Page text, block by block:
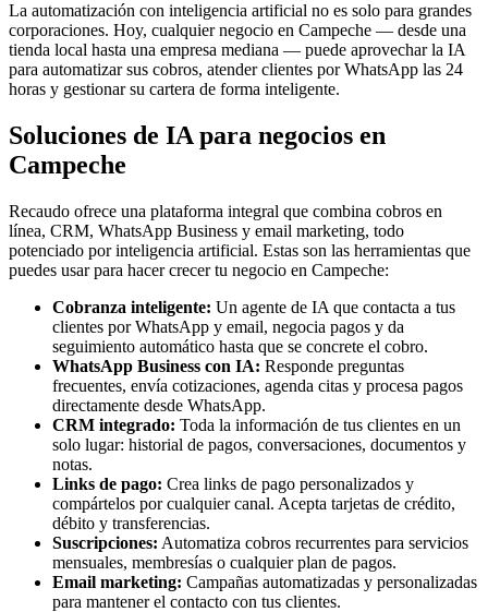
La automatización con inteligencia artificial no es solo para grandes
corporaciones. Hoy, cualquier negocio en Campeche — desde una
tienda local hasta una empresa mediana — puede aprovechar la IA
para automatizar sus cobros, atender clientes por WhatsApp las 24
horas y gestionar su cartera de forma inteligente.
Soluciones de IA para negocios en
Campeche
Recaudo ofrece una plataforma integral que combina cobros en
línea, CRM, WhatsApp Business y email marketing, todo
potenciado por inteligencia artificial. Estas son las herramientas que
puedes usar para hacer crecer tu negocio en Campeche:
Cobranza inteligente: Un agente de IA que contacta a tus
clientes por WhatsApp y email, negocia pagos y da
seguimiento automático hasta que se concrete el cobro.
WhatsApp Business con IA: Responde preguntas
frecuentes, envía cotizaciones, agenda citas y procesa pagos
directamente desde WhatsApp.
CRM integrado: Toda la información de tus clientes en un
solo lugar: historial de pagos, conversaciones, documentos y
notas.
Links de pago: Crea links de pago personalizados y
compártelos por cualquier canal. Acepta tarjetas de crédito,
débito y transferencias.
Suscripciones: Automatiza cobros recurrentes para servicios
mensuales, membresías o cualquier plan de pagos.
Email marketing: Campañas automatizadas y personalizadas
para mantener el contacto con tus clientes.